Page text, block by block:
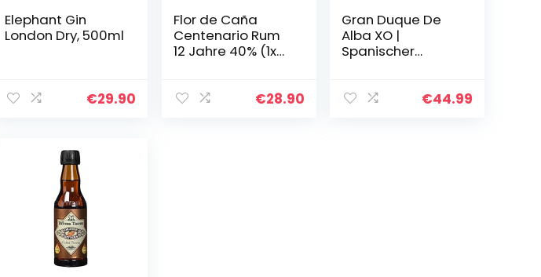
Elephant Gin
London Dry, 500ml
€29.90
Flor de Caña
Centenario Rum
12 Jahre 40% (1x
€28.90
Gran Duque De
Alba XO |
Spanischer
Eichenholz
€44.99